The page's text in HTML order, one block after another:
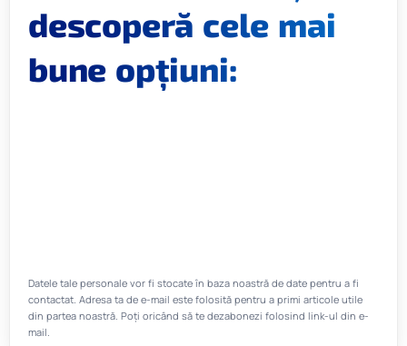
descoperă cele mai
bune opțiuni:
Datele tale personale vor fi stocate în baza noastră de date pentru a fi
contactat. Adresa ta de e-mail este folosită pentru a primi articole utile
din partea noastră. Poți oricând să te dezabonezi folosind link-ul din e-
mail.